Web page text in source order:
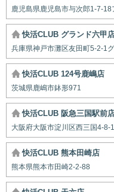
鹿児島県鹿児島市与次郎1-7-
快活CLUB グランド六甲
兵庫県神戸市灘区友田町5-2-1
快活CLUB 124号鹿嶋店
茨城県鹿嶋市鉢形971
快活CLUB 阪急三国駅前
大阪府大阪市淀川区西三国4-8-
快活CLUB 熊本田崎店
熊本県熊本市田崎2-2-88